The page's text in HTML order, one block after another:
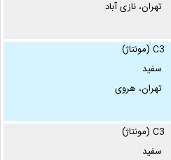
تهران، نازی آباد
C3 (مونتاژ)
سفید
تهران، هروی
C3 (مونتاژ)
سفید